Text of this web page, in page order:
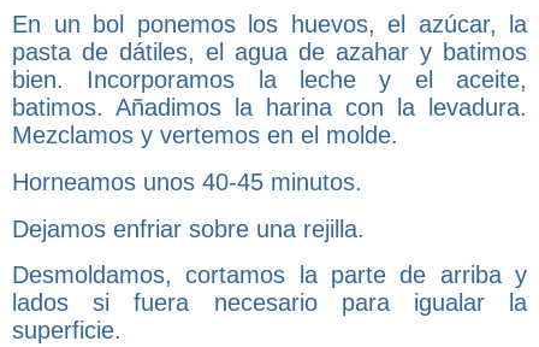
En un bol ponemos los huevos, el azúcar, la
pasta de dátiles, el agua de azahar y batimos
bien. Incorporamos la leche y el aceite,
batimos. Añadimos la harina con la levadura.
Mezclamos y vertemos en el molde.
Horneamos unos 40-45 minutos.
Dejamos enfriar sobre una rejilla.
Desmoldamos, cortamos la parte de arriba y
lados si fuera necesario para igualar la
superficie.